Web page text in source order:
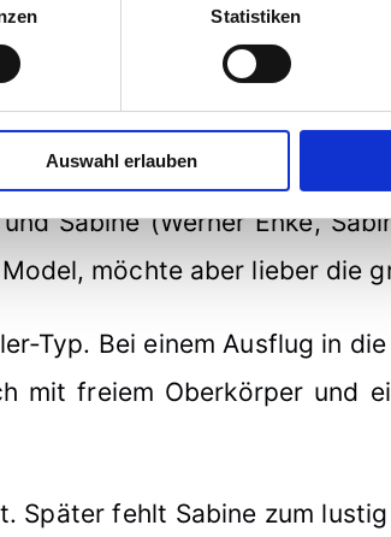
Statistiken
Auswahl erlauben
Internationalen Filmfestival
Sabine (Werner Enke,
möchte aber lieber die
Typ. Bei einem Ausflug in
mit freiem Oberkörper und
Später fehlt Sabine zum